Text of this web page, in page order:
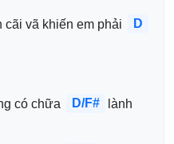
cãi vã khiến em phải
D
có chữa D/F#
lành